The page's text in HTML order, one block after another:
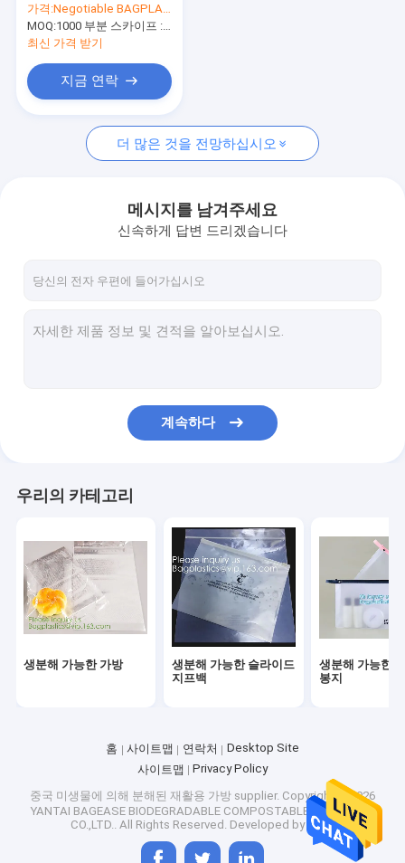
크래프트 가방 종이 상자
라벨 테이프 스티커
애완동물 제품 공급
티셔츠 플라스틱 쇼핑
가방에서 생산합니다
가격:Negotiable BAGPLASTICS@YAHOO.COM
MOQ:1000 부분 스카이프 : 마이데아르닐
최신 가격 받기
지금 연락
더 많은 것을 전망하십시오
메시지를 남겨주세요
신속하게 답변 드리겠습니다
계속하다
우리의 카테고리
생분해 가능한 가방
생분해 가능한 슬라이드
지프백
생분해 가능한
봉지
홈 사이트맵 연락처
Desktop Site
사이트맵
Privacy Policy
중국 미생물에 의해 분해된 재활용 가방 supplier. Copyright © 2026
YANTAI BAGEASE BIODEGRADABLE COMPOSTABLE PRODUCTS
CO.,LTD.. All Rights Reserved. Developed by ECER